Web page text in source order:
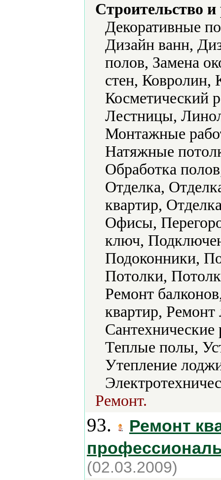
Строительство
Декоративные
Дизайн ванн,
полов, Замена
стен, Ковролин,
Косметический
Лестницы,
Монтажные
Натяжные
Обработка
Отделка,
квартир,
Офисы,
ключ,
Подоконники,
Потолки,
Ремонт
квартир,
Сантехнические
Теплые полы,
Утепление
Ремонт.
93.
Ремонт
(02.03.2009)